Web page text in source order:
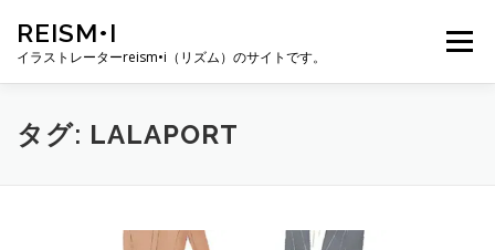
REISM•I
イラストレーターreism•i（リズム）のサイトです。
メニュー
HOME GALLERY PROFILE
タグ: LALAPORT